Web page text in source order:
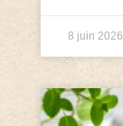
8 juin 2026